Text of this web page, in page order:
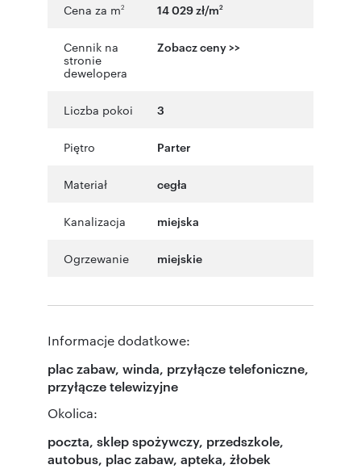
Cena za m2 14 029 zł/m2
Cennik na
stronie
dewelopera
Zobacz ceny >>
Liczba pokoi 3
Piętro Parter
Materiał cegła
Kanalizacja miejska
Ogrzewanie miejskie
Informacje dodatkowe:
plac zabaw, winda, przyłącze telefoniczne,
przyłącze telewizyjne
Okolica:
poczta, sklep spożywczy, przedszkole,
autobus, plac zabaw, apteka, żłobek